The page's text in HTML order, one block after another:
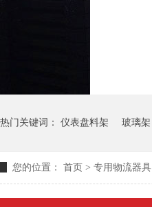
热门关键词： 仪表盘料架 玻璃架
您的位置： 首页 > 专用物流器具